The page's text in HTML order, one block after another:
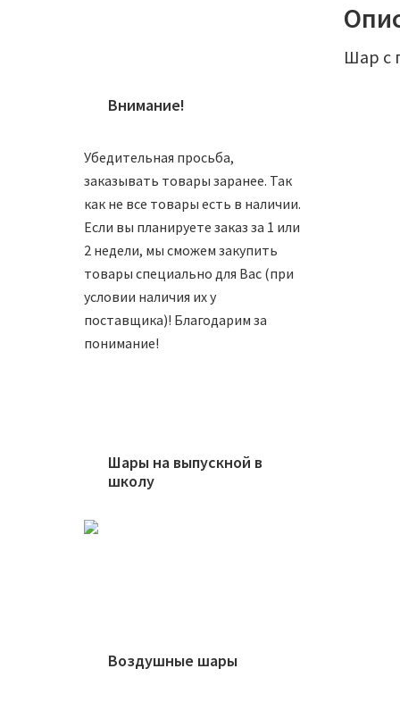
Шар с
Внимание!
Убедительная просьба,
заказывать товары заранее. Так
как не все товары есть в наличии.
Если вы планируете заказ за 1 или
2 недели, мы сможем закупить
товары специально для Вас (при
условии наличия их у
поставщика)! Благодарим за
понимание!
Шары на выпускной в
школу
Воздушные шары